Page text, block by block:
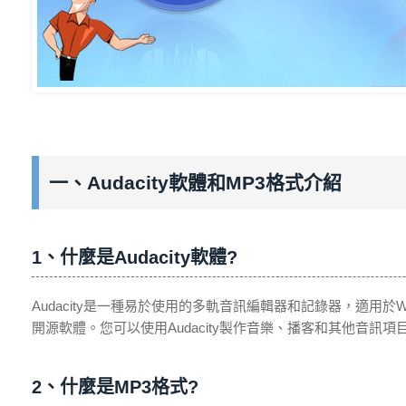
一、Audacity軟體和MP3格式介紹
1、什麼是Audacity軟體?
Audacity是一種易於使用的多軌音訊編輯器和記錄器，適用
開源軟體。您可以使用Audacity製作音樂、播客和其他音訊項
2、什麼是MP3格式?